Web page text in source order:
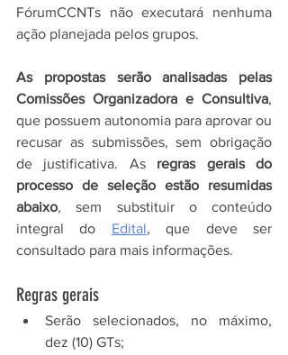
FórumCCNTs não executará nenhuma
ação planejada pelos grupos.
As propostas serão analisadas pelas
Comissões Organizadora e Consultiva,
que possuem autonomia para aprovar ou
recusar as submissões, sem obrigação
de justificativa. As regras gerais do
processo de seleção estão resumidas
abaixo, sem substituir o conteúdo
integral do Edital, que deve ser
consultado para mais informações.
Regras gerais
Serão selecionados, no máximo,
dez (10) GTs;